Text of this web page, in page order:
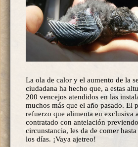
La ola de calor y el aumento de la
ciudadana ha hecho que, a estas
200 vencejos atendidos en las
muchos más que el año pasado. El
refuerzo que alimenta en exclusiva
contratado con antelación
circunstancia, les da de comer
los días. ¡Vaya ajetreo!